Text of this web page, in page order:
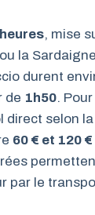
, mise
la
durent
de 1h50.
direct selon
60 € et 120 €
par le